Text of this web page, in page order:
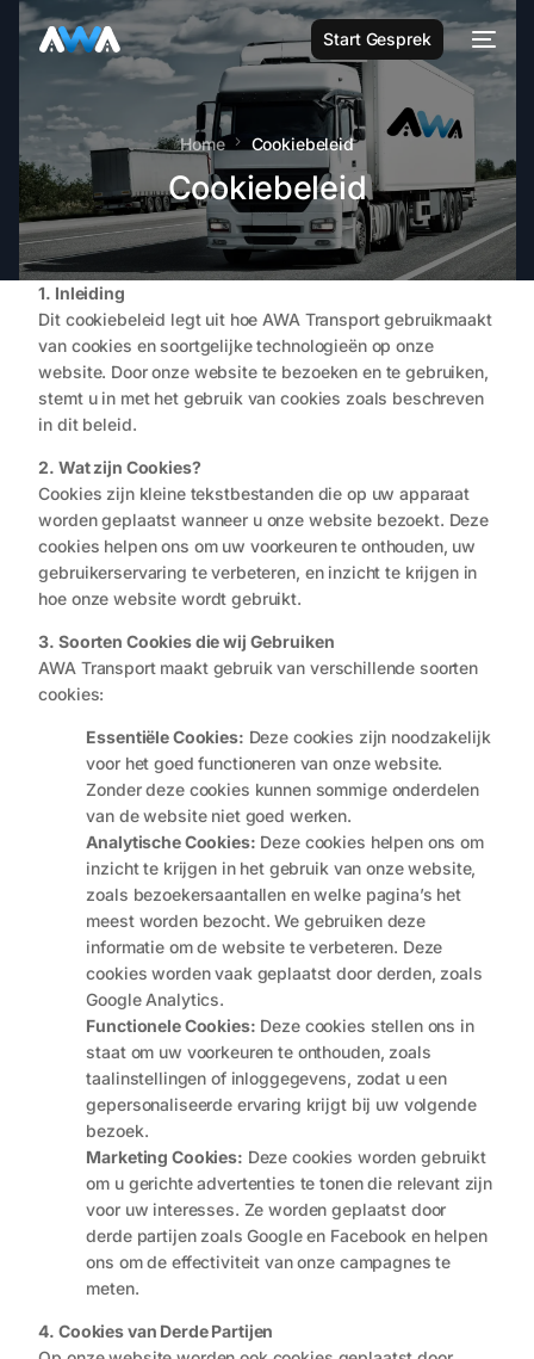
Start Gesprek
Home Cookiebeleid
Cookiebeleid
1. Inleiding
Dit cookiebeleid legt uit hoe AWA Transport gebruikmaakt
van cookies en soortgelijke technologieën op onze
website. Door onze website te bezoeken en te gebruiken,
stemt u in met het gebruik van cookies zoals beschreven
in dit beleid.
2. Wat zijn Cookies?
Cookies zijn kleine tekstbestanden die op uw apparaat
worden geplaatst wanneer u onze website bezoekt. Deze
cookies helpen ons om uw voorkeuren te onthouden, uw
gebruikerservaring te verbeteren, en inzicht te krijgen in
hoe onze website wordt gebruikt.
3. Soorten Cookies die wij Gebruiken
AWA Transport maakt gebruik van verschillende soorten
cookies:
Essentiële Cookies: Deze cookies zijn noodzakelijk
voor het goed functioneren van onze website.
Zonder deze cookies kunnen sommige onderdelen
van de website niet goed werken.
Analytische Cookies: Deze cookies helpen ons om
inzicht te krijgen in het gebruik van onze website,
zoals bezoekersaantallen en welke pagina’s het
meest worden bezocht. We gebruiken deze
informatie om de website te verbeteren. Deze
cookies worden vaak geplaatst door derden, zoals
Google Analytics.
Functionele Cookies: Deze cookies stellen ons in
staat om uw voorkeuren te onthouden, zoals
taalinstellingen of inloggegevens, zodat u een
gepersonaliseerde ervaring krijgt bij uw volgende
bezoek.
Marketing Cookies: Deze cookies worden gebruikt
om u gerichte advertenties te tonen die relevant zijn
voor uw interesses. Ze worden geplaatst door
derde partijen zoals Google en Facebook en helpen
ons om de effectiviteit van onze campagnes te
meten.
4. Cookies van Derde Partijen